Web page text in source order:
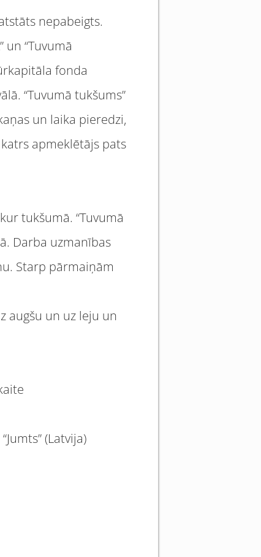
nepabeigts.
“Tuvumā
fonda
“Tuvumā tukšums”
un laika pieredzi,
apmeklētājs pats
tukšumā. “Tuvumā
Darba uzmanības
Starp pārmaiņām
augšu un uz leju un
(Latvija)